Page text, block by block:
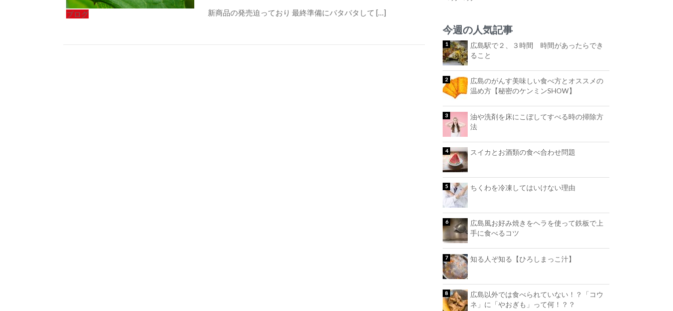
ブログ 新商品の発売迫っており 最終準備にバタバタして […]
今週の人気記事
広島駅で２、３時間 時間があったらでき
ること
広島のがんす美味しい食べ方とオススメの
温め方【秘密のケンミンSHOW】
油や洗剤を床にこぼしてすべる時の掃除方
法
スイカとお酒類の食べ合わせ問題
ちくわを冷凍してはいけない理由
広島風お好み焼きをヘラを使って鉄板で上
手に食べるコツ
知る人ぞ知る【ひろしまっこ汁】
広島以外では食べられていない！？「コウ
ネ」に「やおぎも」って何！？？